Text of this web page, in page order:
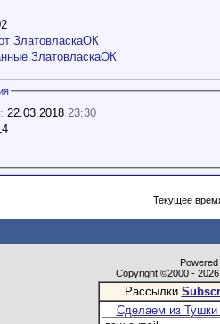
ЗлатовласкаОК
ЗлатовласкаОК
22.03.2018 23:30
Текущее
Copyright ©2000 -
Рассылки
Сделаем из Тушки